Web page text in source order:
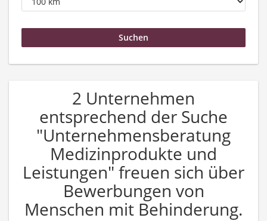
2 Unternehmen
entsprechend der Suche
"Unternehmensberatung
Medizinprodukte und
Leistungen" freuen sich über
Bewerbungen von
Menschen mit Behinderung.